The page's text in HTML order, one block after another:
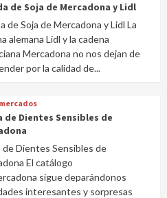
de Soja de Mercadona y Lidl
de Soja de Mercadona y Lidl La
alemana Lidl y la cadena
Mercadona no nos dejan de
por la calidad de...
de Dientes Sensibles de
de Dientes Sensibles de
El catálogo
sigue deparándonos
interesantes y sorpresas